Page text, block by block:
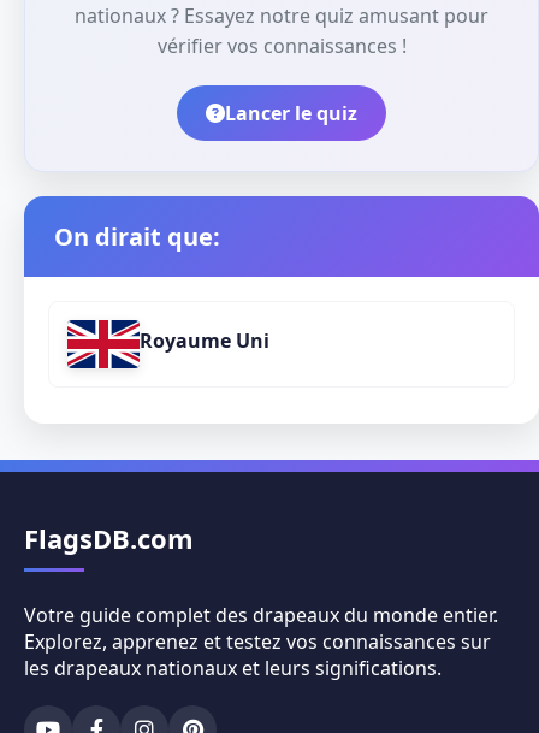
nationaux ? Essayez notre quiz amusant pour
vérifier vos connaissances !
Lancer le quiz
On dirait que:
Royaume Uni
FlagsDB.com
Votre guide complet des drapeaux du monde entier.
Explorez, apprenez et testez vos connaissances sur
les drapeaux nationaux et leurs significations.